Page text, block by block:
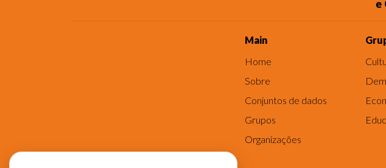
Main
Home
Sobre
Conjuntos de dados
Grupos
Organizações